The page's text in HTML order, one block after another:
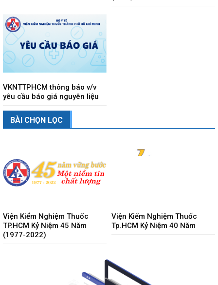
VKNTTPHCM thông báo v/v
yêu cầu báo giá nguyên liệu
BÀI CHỌN LỌC
Viện Kiểm Nghiệm Thuốc
TP.HCM Kỷ Niệm 45 Năm
(1977-2022)
Viện Kiểm Nghiệm Thuốc
Tp.HCM Kỷ Niệm 40 Năm